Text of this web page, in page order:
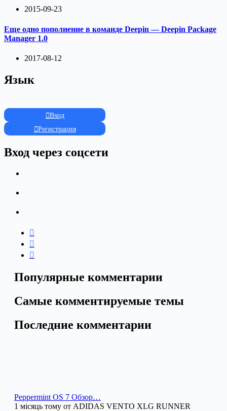
2015-09-23
Еще одно пополнение в команде Deepin — Deepin Package
Manager 1.0
2017-08-12
Язык
Вход
Регистрация
Вход через соцсети
Популярные комментарии
Самые комментируемые темы
Последние комментарии
Peppermint OS 7 Обзор…
1 місяць тому от ADIDAS VENTO XLG RUNNER